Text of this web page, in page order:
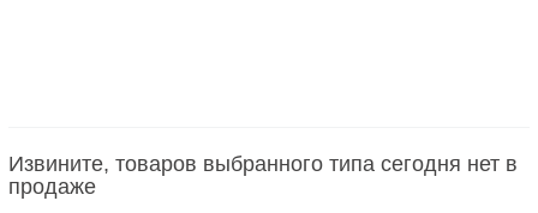
Рамка декоративная для
Извините, товаров выбранного типа сегодня нет в
продаже